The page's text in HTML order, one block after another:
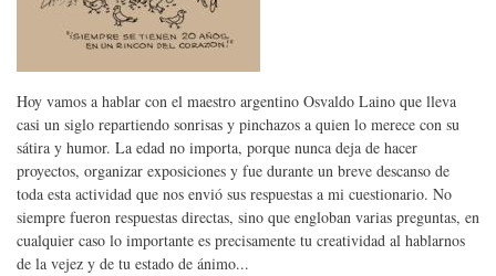
Hoy vamos a hablar con el maestro argentino Osvaldo Laino que lleva
casi un siglo repartiendo sonrisas y pinchazos a quien lo merece con su
sátira y humor. La edad no importa, porque nunca deja de hacer
proyectos, organizar exposiciones y fue durante un breve descanso de
toda esta actividad que nos envió sus respuestas a mi cuestionario. No
siempre fueron respuestas directas, sino que engloban varias preguntas, en
cualquier caso lo importante es precisamente tu creatividad al hablarnos
de la vejez y de tu estado de ánimo...